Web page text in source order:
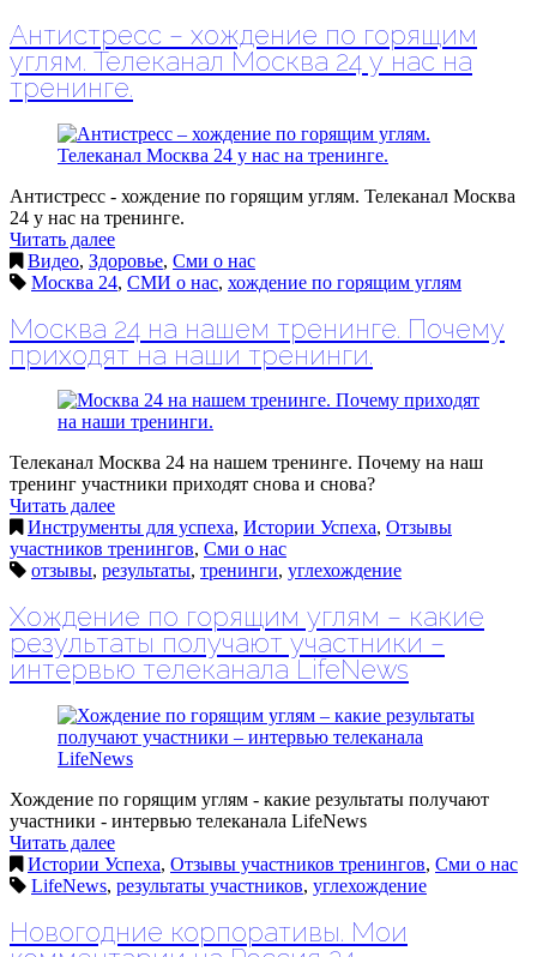
Антистресс – хождение по горящим
углям. Телеканал Москва 24 у нас на
тренинге.
Антистресс - хождение по горящим углям. Телеканал Москва
24 у нас на тренинге.
Читать далее
Видео, Здоровье, Сми о нас
Москва 24, СМИ о нас, хождение по горящим углям
Москва 24 на нашем тренинге. Почему
приходят на наши тренинги.
Телеканал Москва 24 на нашем тренинге. Почему на наш
тренинг участники приходят снова и снова?
Читать далее
Инструменты для успеха, Истории Успеха, Отзывы
участников тренингов, Сми о нас
отзывы, результаты, тренинги, углехождение
Хождение по горящим углям – какие
результаты получают участники –
интервью телеканала LifeNews
Хождение по горящим углям - какие результаты получают
участники - интервью телеканала LifeNews
Читать далее
Истории Успеха, Отзывы участников тренингов, Сми о нас
LifeNews, результаты участников, углехождение
Новогодние корпоративы. Мои